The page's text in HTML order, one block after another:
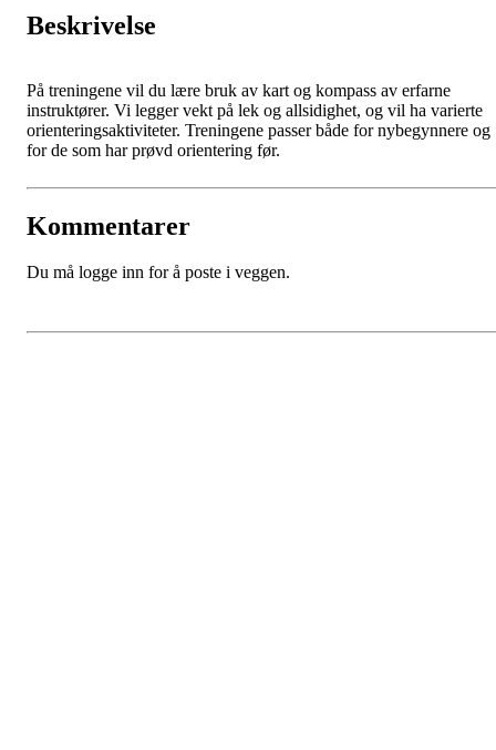
Beskrivelse
På treningene vil du lære bruk av kart og kompass av erfarne
instruktører. Vi legger vekt på lek og allsidighet, og vil ha varierte
orienteringsaktiviteter. Treningene passer både for nybegynnere og
for de som har prøvd orientering før.
Kommentarer
Du må logge inn for å poste i veggen.